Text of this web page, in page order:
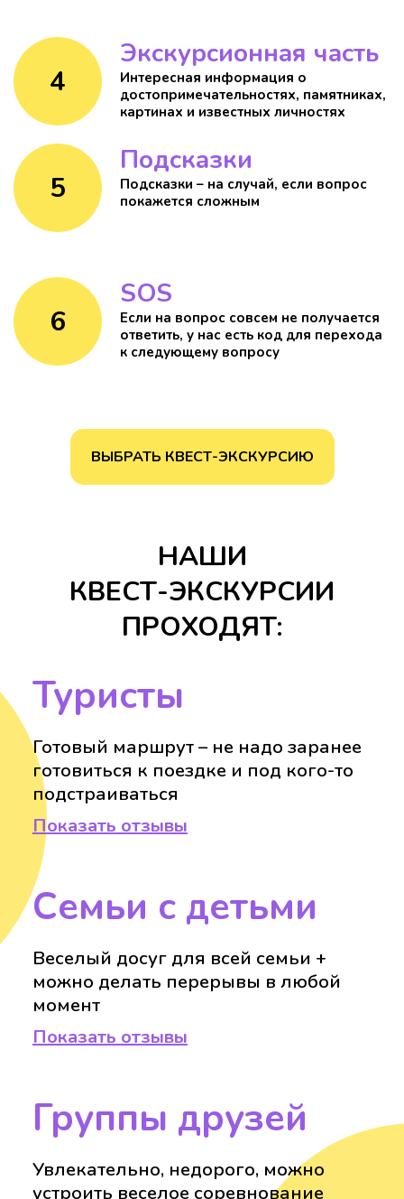
4
Экскурсионная часть
Интересная информация о
достопримечательностях, памятниках,
картинах и известных личностях
5
Подсказки
Подсказки – на случай, если вопрос
покажется сложным
6
SOS
Если на вопрос совсем не получается
ответить, у нас есть код для перехода
к следующему вопросу
ВЫБРАТЬ КВЕСТ-ЭКСКУРСИЮ
НАШИ
КВЕСТ-ЭКСКУРСИИ
ПРОХОДЯТ:
Туристы
Готовый маршрут – не надо заранее
готовиться к поездке и под кого-то
подстраиваться
Показать отзывы
Семьи с детьми
Веселый досуг для всей семьи +
можно делать перерывы в любой
момент
Показать отзывы
Группы друзей
Увлекательно, недорого, можно
устроить веселое соревнование